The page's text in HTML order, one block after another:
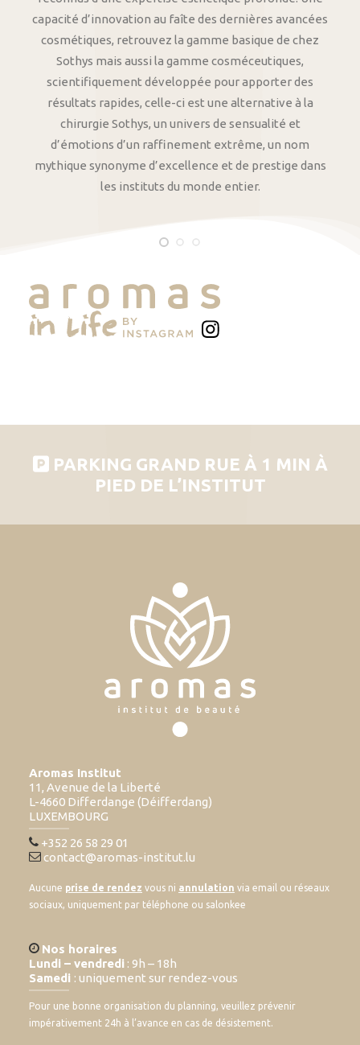
capacité d’innovation au faîte des dernières avancées
cosmétiques, retrouvez la gamme basique de chez
Sothys mais aussi la gamme cosméceutiques,
scientifiquement développée pour apporter des
résultats rapides, celle-ci est une alternative à la
chirurgie Sothys, un univers de sensualité et
d’émotions d’un raffinement extrême, un nom
mythique synonyme d’excellence et de prestige dans
les instituts du monde entier.
PARKING GRAND RUE À 1 MIN À
PIED DE L’INSTITUT
Aromas Institut
11, Avenue de la Liberté
L-4660 Differdange (Déifferdang)
LUXEMBOURG
+352 26 58 29 01
contact@aromas-institut.lu
Aucune prise de rendez vous ni annulation via email ou réseaux
sociaux, uniquement par téléphone ou salonkee
Nos horaires
Lundi – vendredi : 9h – 18h
Samedi : uniquement sur rendez-vous
Pour une bonne organisation du planning, veuillez prévenir
impérativement 24h à l’avance en cas de désistement.